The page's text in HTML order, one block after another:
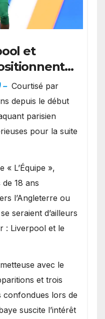
et
– Courtisé par
depuis le début
parisien
pour la suite
« L’Équipe »,
de 18 ans
l’Angleterre ou
seraient d’ailleurs
: Liverpool et le
avec le
et trois
confondues lors de
suscite l’intérêt